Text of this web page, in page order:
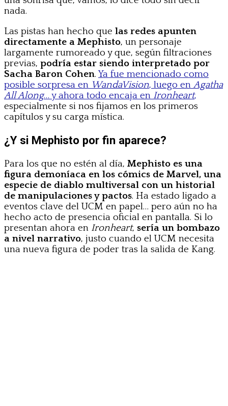
nada.
Las pistas han hecho que las redes apunten
directamente a Mephisto, un personaje
largamente rumoreado y que, según filtraciones
previas, podría estar siendo interpretado por
Sacha Baron Cohen.Ya fue mencionado como
posible sorpresa en WandaVision, luego enAgatha
All Along… y ahora todo encaja en Ironheart,
especialmente si nos fijamos en los primeros
capítulos y su carga mística.
¿Y si Mephisto por fin aparece?
Para los que no estén al día, Mephisto es una
figura demoníaca en los cómics de Marvel, una
especie de diablo multiversal con un historial
de manipulaciones y pactos. Ha estado ligado a
eventos clave del UCM en papel… pero aún no ha
hecho acto de presencia oficial en pantalla. Si lo
presentan ahora en Ironheart, sería un bombazo
a nivel narrativo, justo cuando el UCM necesita
una nueva figura de poder tras la salida de Kang.